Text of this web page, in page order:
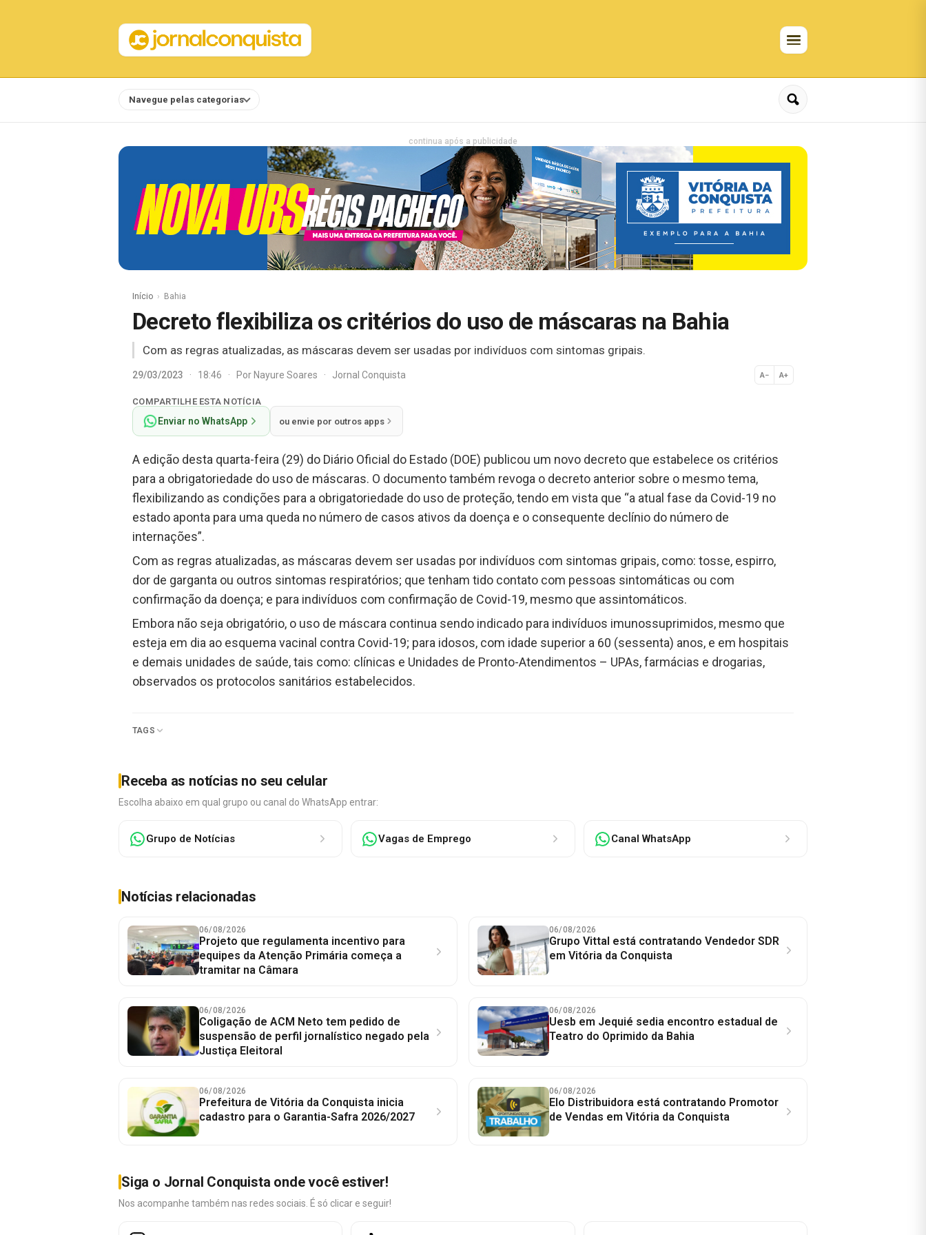
Navegue pelas categorias
continua após a publicidade
Início Bahia
Decreto flexibiliza os critérios do uso de máscaras na Bahia
Com as regras atualizadas, as máscaras devem ser usadas por indivíduos com sintomas gripais.
29/03/2023 · 18:46 · PorNayure Soares · Jornal Conquista A− A+
Normal
COMPARTILHE ESTA NOTÍCIA
Enviar no WhatsApp ou envie por outros apps
A edição desta quarta-feira (29) do Diário Oficial do Estado (DOE) publicou um novo decreto que estabelece os critérios
para a obrigatoriedade do uso de máscaras. O documento também revoga o decreto anterior sobre o mesmo tema,
flexibilizando as condições para a obrigatoriedade do uso de proteção, tendo em vista que “a atual fase da Covid-19 no
estado aponta para uma queda no número de casos ativos da doença e o consequente declínio do número de
internações”.
Com as regras atualizadas, as máscaras devem ser usadas por indivíduos com sintomas gripais, como: tosse, espirro,
dor de garganta ou outros sintomas respiratórios; que tenham tido contato com pessoas sintomáticas ou com
confirmação da doença; e para indivíduos com confirmação de Covid-19, mesmo que assintomáticos.
Embora não seja obrigatório, o uso de máscara continua sendo indicado para indivíduos imunossuprimidos, mesmo que
esteja em dia ao esquema vacinal contra Covid-19; para idosos, com idade superior a 60 (sessenta) anos, e em hospitais
e demais unidades de saúde, tais como: clínicas e Unidades de Pronto-Atendimentos – UPAs, farmácias e drogarias,
observados os protocolos sanitários estabelecidos.
TAGS
Receba as notícias no seu celular
Escolha abaixo em qual grupo ou canal do WhatsApp entrar:
Grupo de Notícias Vagas de Emprego Canal WhatsApp
Notícias relacionadas
06/08/2026
Projeto que regulamenta incentivo para
equipes da Atenção Primária começa a
tramitar na Câmara
06/08/2026
Grupo Vittal está contratando Vendedor SDR
em Vitória da Conquista
06/08/2026
Coligação de ACM Neto tem pedido de
suspensão de perfil jornalístico negado pela
Justiça Eleitoral
06/08/2026
Uesb em Jequié sedia encontro estadual de
Teatro do Oprimido da Bahia
06/08/2026
Prefeitura de Vitória da Conquista inicia
cadastro para o Garantia-Safra 2026/2027
06/08/2026
Elo Distribuidora está contratando Promotor
de Vendas em Vitória da Conquista
Siga o Jornal Conquista onde você estiver!
Nos acompanhe também nas redes sociais. É só clicar e seguir!